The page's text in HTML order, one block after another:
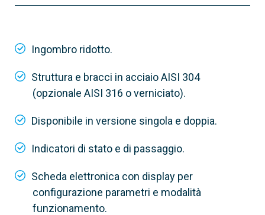
Ingombro ridotto.
Struttura e bracci in acciaio AISI 304
(opzionale AISI 316 o verniciato).
Disponibile in versione singola e doppia.
Indicatori di stato e di passaggio.
Scheda elettronica con display per
configurazione parametri e modalità
funzionamento.